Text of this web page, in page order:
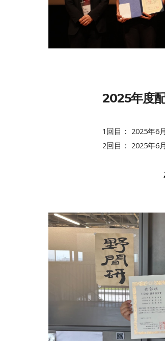
2025年度
1回目： 2025年6
2回目： 2025年6